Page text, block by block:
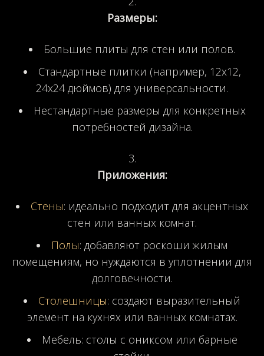
Размеры:
Большие плиты для стен или полов.
Стандартные плитки (например, 12x12,
24x24 дюймов) для универсальности.
Нестандартные размеры для конкретных
потребностей дизайна.
Приложения:
Стены: идеально подходит для акцентных
стен или ванных комнат.
Полы: добавляют роскоши жилым
помещениям, но нуждаются в уплотнении для
долговечности.
Столешницы: создают выразительный
элемент на кухнях или ванных комнатах.
Мебель: столы с ониксом или барные